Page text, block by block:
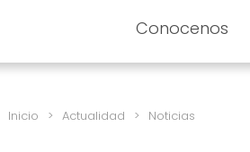
Conocenos
Inicio > Actualidad > Noticias